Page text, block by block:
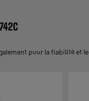
pour la fiabilité et le